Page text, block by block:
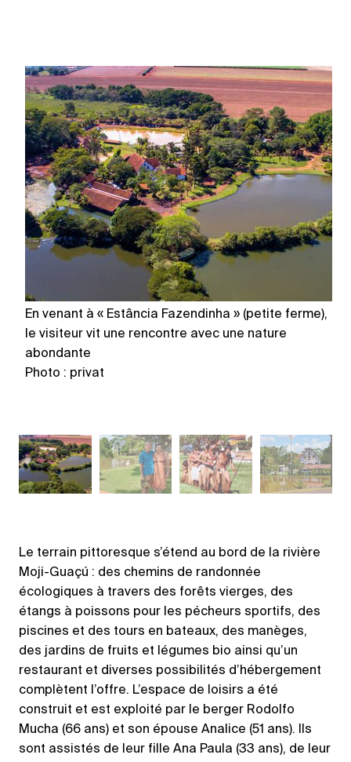
En venant à « Estância Fazendinha » (petite ferme),
le visiteur vit une rencontre avec une nature
abondante
Photo : privat
Le terrain pittoresque s’étend au bord de la rivière
Moji-Guaçú : des chemins de randonnée
écologiques à travers des forêts vierges, des
étangs à poissons pour les pécheurs sportifs, des
piscines et des tours en bateaux, des manèges,
des jardins de fruits et légumes bio ainsi qu’un
restaurant et diverses possibilités d’hébergement
complètent l’offre. L’espace de loisirs a été
construit et est exploité par le berger Rodolfo
Mucha (66 ans) et son épouse Analice (51 ans). Ils
sont assistés de leur fille Ana Paula (33 ans), de leur